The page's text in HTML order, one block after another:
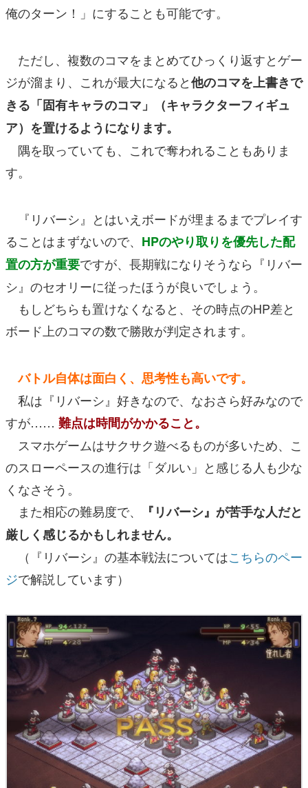
俺のターン！」にすることも可能です。
ただし、複数のコマをまとめてひっくり返すとゲー
ジが溜まり、これが最大になると他のコマを上書きで
きる「固有キャラのコマ」（キャラクターフィギュ
ア）を置けるようになります。
隅を取っていても、これで奪われることもありま
す。
『リバーシ』とはいえボードが埋まるまでプレイす
ることはまずないので、 HPのやり取りを優先した配
置の方が重要ですが、長期戦になりそうなら『リバー
シ』のセオリーに従ったほうが良いでしょう。
もしどちらも置けなくなると、その時点のHP差と
ボード上のコマの数で勝敗が判定されます。
バトル自体は面白く、思考性も高いです。
私は『リバーシ』好きなので、なおさら好みなので
すが…… 難点は時間がかかること。
スマホゲームはサクサク遊べるものが多いため、こ
のスローペースの進行は「ダルい」と感じる人も少な
くなさそう。
また相応の難易度で、
『リバーシ』が苦手な人だと
厳しく感じるかもしれません。
（『リバーシ』の基本戦法についてはこちらのペー
ジで解説しています）